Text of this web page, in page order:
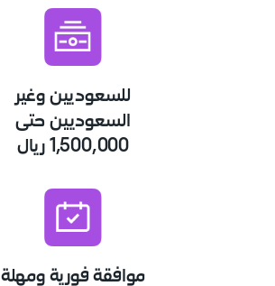
للسعوديين وغير
السعوديين حتى
1,500,000 ريال
موافقة فورية ومهلة